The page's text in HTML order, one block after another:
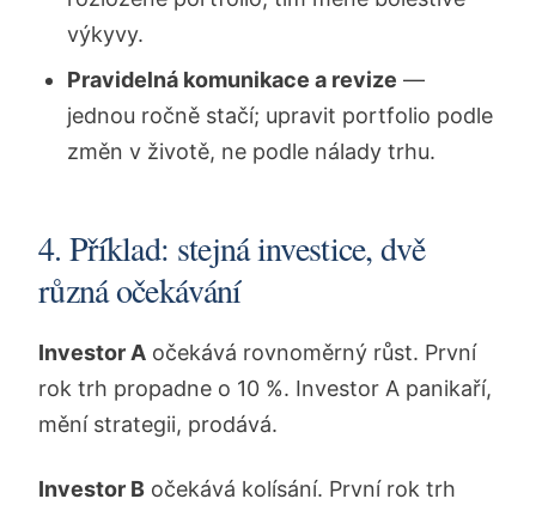
výkyvy.
Pravidelná komunikace a revize —
jednou ročně stačí; upravit portfolio podle
změn v životě, ne podle nálady trhu.
4. Příklad: stejná investice, dvě
různá očekávání
Investor A očekává rovnoměrný růst. První
rok trh propadne o 10 %. Investor A panikaří,
mění strategii, prodává.
Investor B očekává kolísání. První rok trh